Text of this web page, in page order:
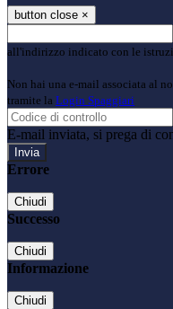
button close ×
all'indirizzo indicato con le
Non hai una e-mail associata al
tramite la Login Spaggiari
E-mail inviata, si prega di
Errore
Chiudi
Successo
Chiudi
Informazione
Chiudi